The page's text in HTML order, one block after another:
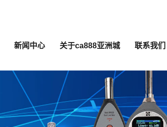
新闻中心 关于ca888亚洲城 联系我们